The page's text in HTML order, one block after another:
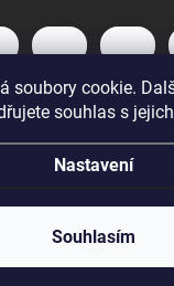
soubory cookie.
souhlas s
Nastavení
Souhlasím